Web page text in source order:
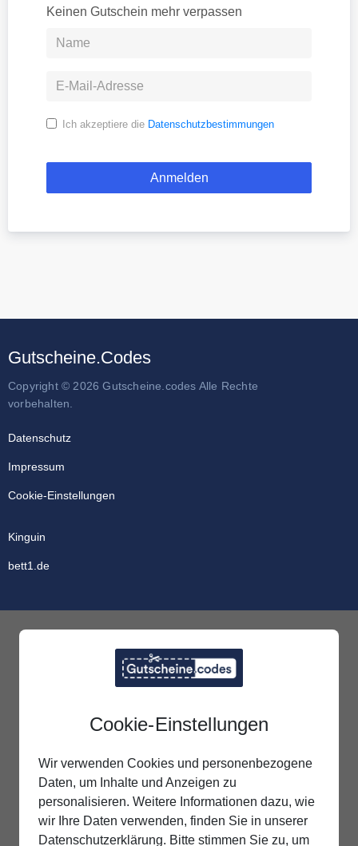
Keinen Gutschein mehr verpassen
Ich akzeptiere die Datenschutzbestimmungen
Gutscheine.Codes
Copyright © 2026 Gutscheine.codes Alle Rechte
vorbehalten.
Datenschutz
Impressum
Cookie-Einstellungen
Kinguin
bett1.de
Cookie-Einstellungen
Wir verwenden Cookies und personenbezogene
Daten, um Inhalte und Anzeigen zu
personalisieren. Weitere Informationen dazu, wie
wir Ihre Daten verwenden, finden Sie in unserer
Datenschutzerklärung. Bitte stimmen Sie zu, um